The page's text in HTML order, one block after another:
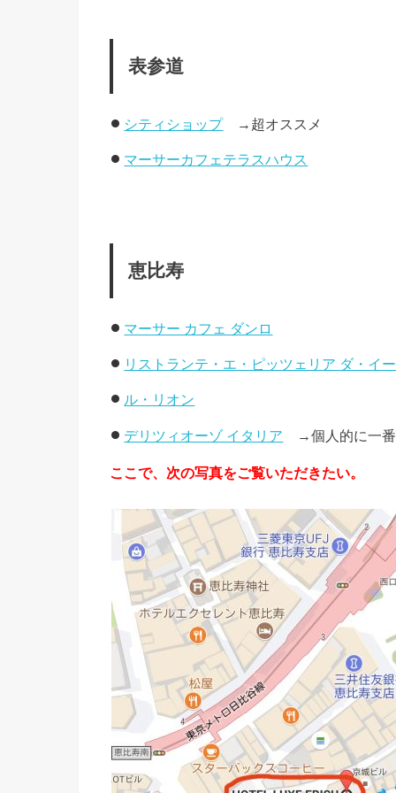
表参道
シティショップ→超オススメ
マーサーカフェテラスハウス
恵比寿
マーサー カフェ ダンロ
リストランテ・エ・ピッツェリア ダ・イ
ル・リオン
デリツィオーゾ イタリア →個人的に一番
ここで、次の写真をご覧いただきたい。